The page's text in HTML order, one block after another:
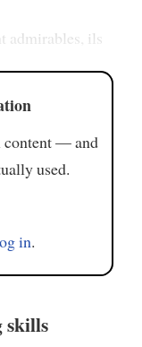
admirables, ils
content — and
used.
in.
skills